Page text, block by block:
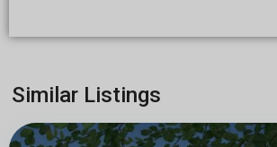
Similar Listings